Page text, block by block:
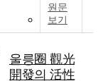
원문
보기
울릉圈 觀光
開發의 活性